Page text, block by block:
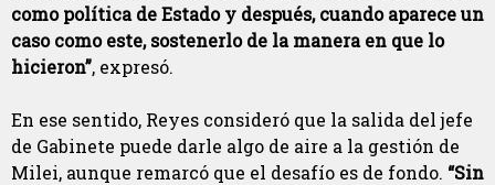
como política de Estado y después, cuando aparece un
caso como este, sostenerlo de la manera en que lo
hicieron”, expresó.
En ese sentido, Reyes consideró que la salida del jefe
de Gabinete puede darle algo de aire a la gestión de
Milei, aunque remarcó que el desafío es de fondo. “Sin